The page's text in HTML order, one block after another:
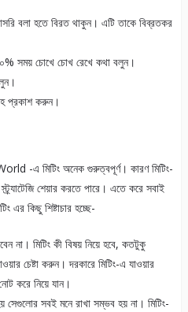
বলা হতে বিরত থাকুন। এটি তাকে বিব্রতকর
সময় চোখে চোখ রেখে কথা বলুন।
প্রকাশ করুন।
-এ মিটিং অনেক গুরুত্বপূর্ণ। কারণ মিটিং-
শেয়ার করতে পারে। এতে করে সবাই
এর কিছু শিষ্টাচার হচ্ছে-
না। মিটিং কী বিষয় নিয়ে হবে, কতটুকু
চেষ্টা করুন। দরকারে মিটিং-এ যাওয়ার
করে নিয়ে যান।
সেগুলোর সবই মনে রাখা সম্ভব হয় না। মিটিং-